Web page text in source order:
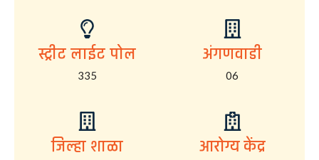
स्ट्रीट लाईट पोल
335
अंगणवाडी
06
जिल्हा शाळा आरोग्य केंद्र